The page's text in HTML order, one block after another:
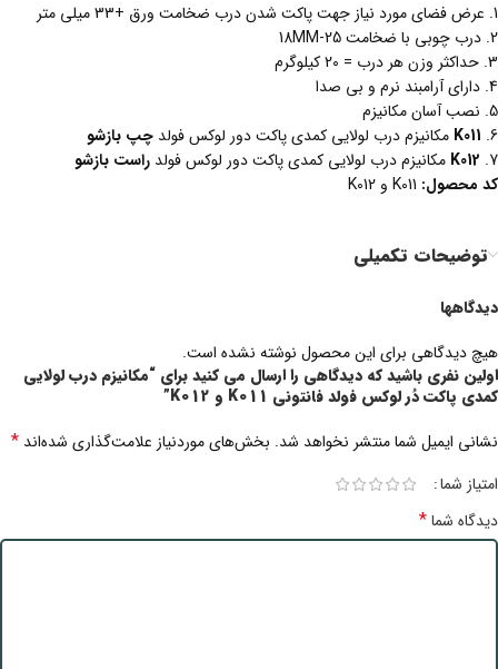
1. عرض فضای مورد نیاز جهت پاکت شدن درب ضخامت ورق +33 میلی متر
2. درب چوبی با ضخامت 25-18MM
3. حداکثر وزن هر درب = 20 کیلوگرم
4. دارای آرامبند نرم و بی صدا
5. نصب آسان مکانیزم
6.
K011 مکانیزم درب لولایی کمدی پاکت دور لوکس فولد چپ بازشو
7.
K012 مکانیزم درب لولایی کمدی پاکت دور لوکس فولد راست بازشو
کد محصول: K011 و K012
توضیحات تکمیلی
دیدگاهها
هیچ دیدگاهی برای این محصول نوشته نشده است.
اولین نفری باشید که دیدگاهی را ارسال می کنید برای “مکانیزم درب لولایی
کمدی پاکت دُر لوکس فولد فانتونی K011 و K012”
نشانی ایمیل شما منتشر نخواهد شد. بخش‌های موردنیاز علامت‌گذاری شده‌اند *
امتیاز شما
دیدگاه شما*